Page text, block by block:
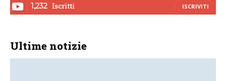
1,232 Iscritti ISCRIVITI
Ultime notizie